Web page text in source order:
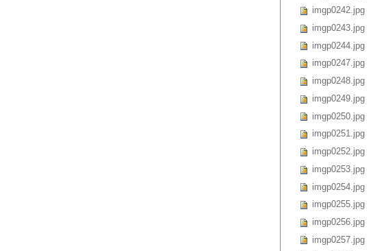
imgp0242.jpg
imgp0243.jpg
imgp0244.jpg
imgp0247.jpg
imgp0248.jpg
imgp0249.jpg
imgp0250.jpg
imgp0251.jpg
imgp0252.jpg
imgp0253.jpg
imgp0254.jpg
imgp0255.jpg
imgp0256.jpg
imgp0257.jpg